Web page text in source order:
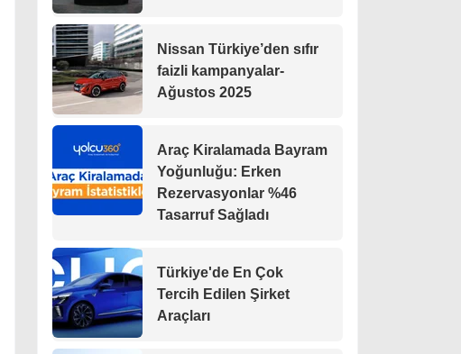
Nissan Türkiye’den sıfır
faizli kampanyalar-
Ağustos 2025
Araç Kiralamada Bayram
Yoğunluğu: Erken
Rezervasyonlar %46
Tasarruf Sağladı
Türkiye'de En Çok
Tercih Edilen Şirket
Araçları